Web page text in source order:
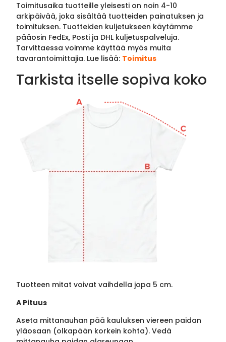
Toimitusaika tuotteille yleisesti on noin 4-10
arkipäivää, joka sisältää tuotteiden painatuksen ja
toimituksen. Tuotteiden kuljetukseen käytämme
pääosin FedEx, Posti ja DHL kuljetuspalveluja.
Tarvittaessa voimme käyttää myös muita
tavarantoimittajia. Lue lisää: Toimitus
Tarkista itselle sopiva koko
Tuotteen mitat voivat vaihdella jopa 5 cm.
A Pituus
Aseta mittanauhan pää kauluksen viereen paidan
yläosaan (olkapään korkein kohta). Vedä